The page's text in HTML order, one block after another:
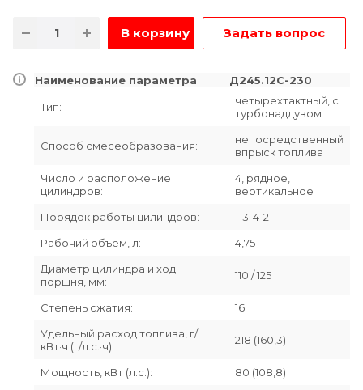
В корзину Задать вопрос
Наименование параметра Д245.12С-230
Тип:
четырехтактный, с
турбонаддувом
Способ смесеобразования:
непосредственный
впрыск топлива
Число и расположение
цилиндров:
4, рядное,
вертикальное
Порядок работы цилиндров:
1-3-4-2
Рабочий объем, л:
4,75
Диаметр цилиндра и ход
поршня, мм:
110 / 125
Степень сжатия:
16
Удельный расход топлива, г/
кВт·ч (г/л.с.·ч):
218 (160,3)
Мощность, кВт (л.с.):
80 (108,8)